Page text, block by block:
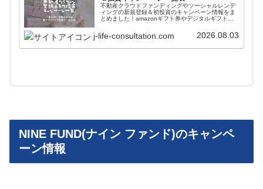
不動産クラウドファンディングやソーシャルレンデ
ィングの新規登録＆初投資のキャンペーン情報をま
とめました！amazonギフト券やデジタルギフトを
案件に簡単に投資できるファンド情報自動更新ツー
ルも紹介しています。
j-life-consultation.com 2026.08.03
NINE FUND(ナイン ファンド)のキャンペ
ーン情報